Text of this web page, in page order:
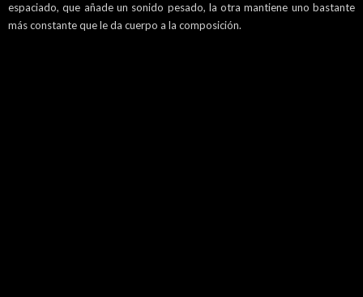
espaciado, que añade un sonido pesado, la otra mantiene uno bastante
más constante que le da cuerpo a la composición.